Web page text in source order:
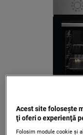
Acest site folosește
ţi oferi o experienţă
Folosim module cookie și